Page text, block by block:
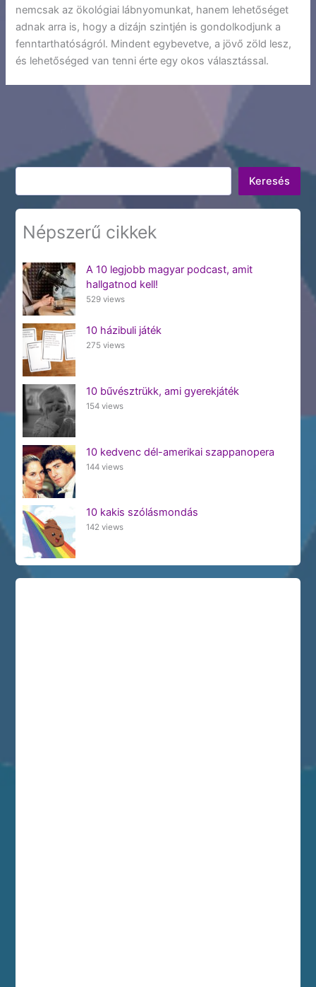
nemcsak az ökológiai lábnyomunkat, hanem lehetőséget
adnak arra is, hogy a dizájn szintjén is gondolkodjunk a
fenntarthatóságról. Mindent egybevetve, a jövő zöld lesz,
és lehetőséged van tenni érte egy okos választással.
Keresés
Keresés
Népszerű cikkek
A 10 legjobb magyar podcast, amit
hallgatnod kell!
529 views
10 házibuli játék
275 views
10 bűvésztrükk, ami gyerekjáték
154 views
10 kedvenc dél-amerikai szappanopera
144 views
10 kakis szólásmondás
142 views